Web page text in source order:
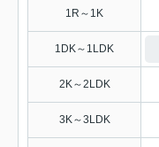
1R～1K
1DK～1LDK
2K～2LDK
3K～3LDK